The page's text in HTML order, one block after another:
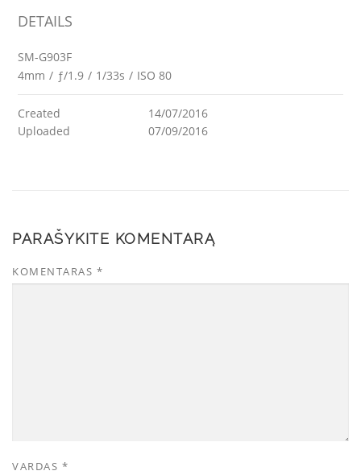
DETAILS
SM-G903F
4mm / ƒ/1.9 / 1/33s / ISO 80
Created
14/07/2016
Uploaded
07/09/2016
PARAŠYKITE KOMENTARĄ
KOMENTARAS *
VARDAS *